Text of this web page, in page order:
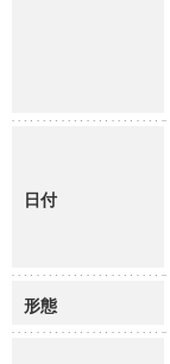
日付
形態